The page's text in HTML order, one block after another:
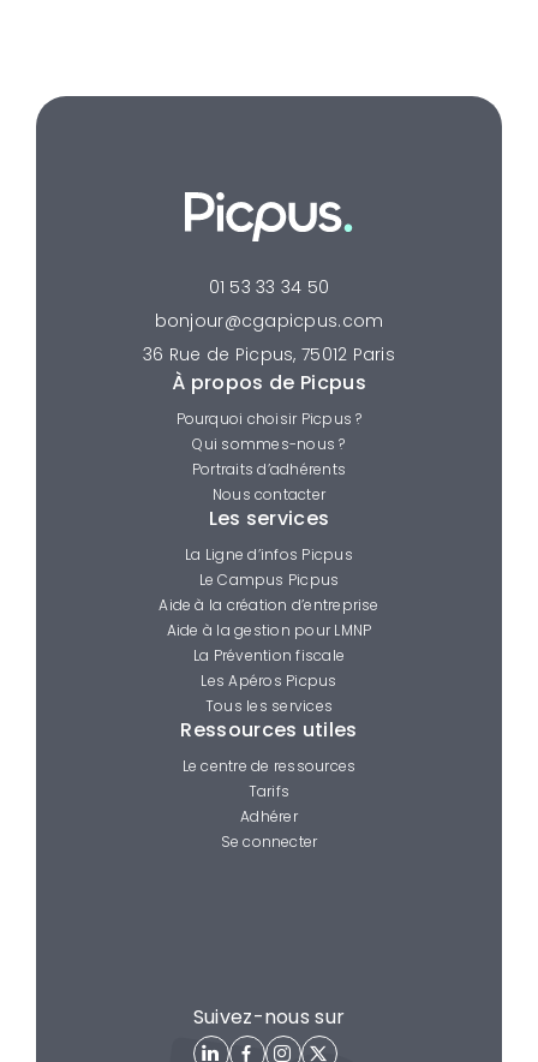
01 53 33 34 50
bonjour@cgapicpus.com
36 Rue de Picpus, 75012 Paris
À propos de Picpus
Pourquoi choisir Picpus ?
Qui sommes-nous ?
Portraits d’adhérents
Nous contacter
Les services
La Ligne d’infos Picpus
Le Campus Picpus
Aide à la création d’entreprise
Aide à la gestion pour LMNP
La Prévention fiscale
Les Apéros Picpus
Tous les services
Ressources utiles
Le centre de ressources
Tarifs
Adhérer
Se connecter
Suivez-nous sur